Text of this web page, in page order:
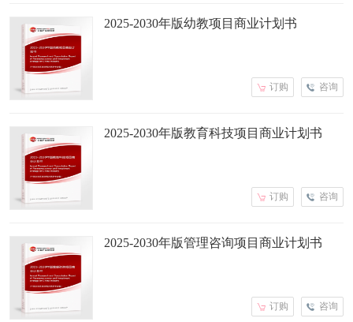
2025-2030年版幼教项目商业计划书
咨询
订购
2025-2030年版教育科技项目商业计划书
咨询
订购
2025-2030年版管理咨询项目商业计划书
咨询
订购